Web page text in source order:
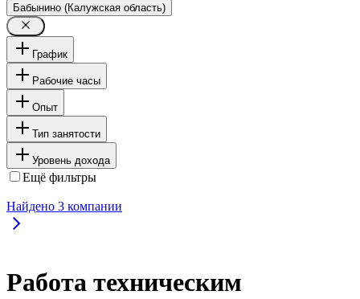
Бабынино (Калужская область)
График
Рабочие часы
Опыт
Тип занятости
Уровень дохода
Ещё фильтры
Найдено 3 компании
Работа техническим